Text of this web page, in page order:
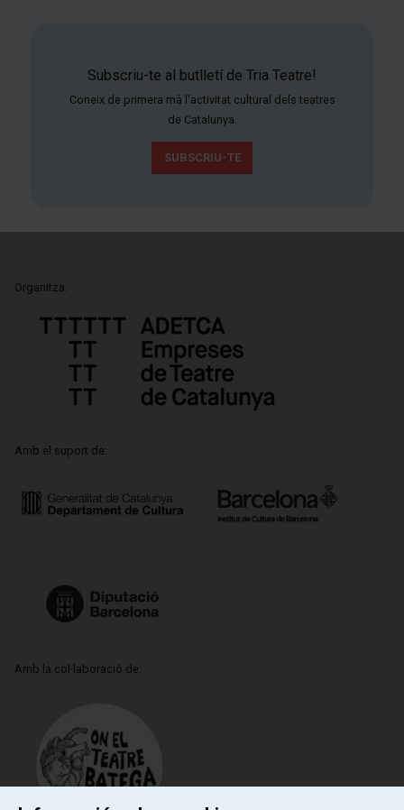
Subscriu-te al butlletí de Tria Teatre!
Coneix de primera mà l'activitat cultural dels teatres
de Catalunya.
SUBSCRIU-TE
Organitza:
Amb el suport de:
Amb la col·laboració de: